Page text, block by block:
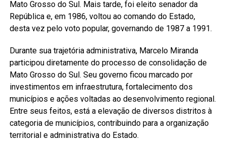
Mato Grosso do Sul. Mais tarde, foi eleito senador da
República e, em 1986, voltou ao comando do Estado,
desta vez pelo voto popular, governando de 1987 a 1991.
Durante sua trajetória administrativa, Marcelo Miranda
participou diretamente do processo de consolidação de
Mato Grosso do Sul. Seu governo ficou marcado por
investimentos em infraestrutura, fortalecimento dos
municípios e ações voltadas ao desenvolvimento regional.
Entre seus feitos, está a elevação de diversos distritos à
categoria de municípios, contribuindo para a organização
territorial e administrativa do Estado.